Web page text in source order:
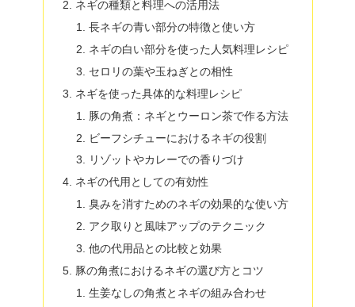
ネギの種類と料理への活用法
長ネギの青い部分の特徴と使い方
ネギの白い部分を使った人気料理レシピ
セロリの葉や玉ねぎとの相性
ネギを使った具体的な料理レシピ
豚の角煮：ネギとウーロン茶で作る方法
ビーフシチューにおけるネギの役割
リゾットやカレーでの香りづけ
ネギの代用としての有効性
臭みを消すためのネギの効果的な使い方
アク取りと風味アップのテクニック
他の代用品との比較と効果
豚の角煮におけるネギの選び方とコツ
生姜なしの角煮とネギの組み合わせ